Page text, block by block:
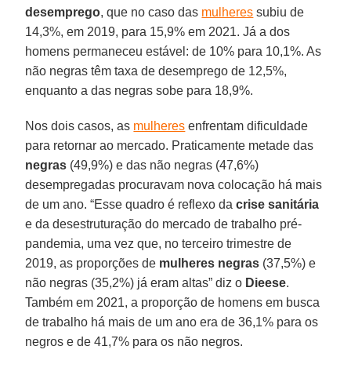
desemprego, que no caso das mulheres subiu de
14,3%, em 2019, para 15,9% em 2021. Já a dos
homens permaneceu estável: de 10% para 10,1%. As
não negras têm taxa de desemprego de 12,5%,
enquanto a das negras sobe para 18,9%.
Nos dois casos, as mulheres enfrentam dificuldade
para retornar ao mercado. Praticamente metade das
negras (49,9%) e das não negras (47,6%)
desempregadas procuravam nova colocação há mais
de um ano. “Esse quadro é reflexo dacrise sanitária
e da desestruturação do mercado de trabalho pré-
pandemia, uma vez que, no terceiro trimestre de
2019, as proporções de mulheres negras (37,5%) e
não negras (35,2%) já eram altas” diz o Dieese.
Também em 2021, a proporção de homens em busca
de trabalho há mais de um ano era de 36,1% para os
negros e de 41,7% para os não negros.